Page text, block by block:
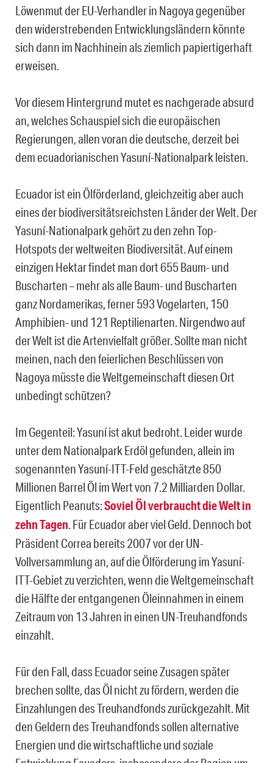
Löwenmut der EU-Verhandler in Nagoya gegenüber
den widerstrebenden Entwicklungsländern könnte
sich dann im Nachhinein als ziemlich papiertigerhaft
erweisen.
Vor diesem Hintergrund mutet es nachgerade absurd
an, welches Schauspiel sich die europäischen
Regierungen, allen voran die deutsche, derzeit bei
dem ecuadorianischen Yasuní-Nationalpark leisten.
Ecuador ist ein Ölförderland, gleichzeitig aber auch
eines der biodiversitätsreichsten Länder der Welt. Der
Yasuní-Nationalpark gehört zu den zehn Top-
Hotspots der weltweiten Biodiversität. Auf einem
einzigen Hektar findet man dort 655 Baum- und
Buscharten – mehr als alle Baum- und Buscharten
ganz Nordamerikas, ferner 593 Vogelarten, 150
Amphibien- und 121 Reptilienarten. Nirgendwo auf
der Welt ist die Artenvielfalt größer. Sollte man nicht
meinen, nach den feierlichen Beschlüssen von
Nagoya müsste die Weltgemeinschaft diesen Ort
unbedingt schützen?
Im Gegenteil: Yasuní ist akut bedroht. Leider wurde
unter dem Nationalpark Erdöl gefunden, allein im
sogenannten Yasuní-ITT-Feld geschätzte 850
Millionen Barrel Öl im Wert von 7.2 Milliarden Dollar.
Eigentlich Peanuts:Soviel Öl verbraucht die Welt in
zehn Tagen. Für Ecuador aber viel Geld. Dennoch bot
Präsident Correa bereits 2007 vor der UN-
Vollversammlung an, auf die Ölförderung im Yasuní-
ITT-Gebiet zu verzichten, wenn die Weltgemeinschaft
die Hälfte der entgangenen Öleinnahmen in einem
Zeitraum von 13 Jahren in einen UN-Treuhandfonds
einzahlt.
Für den Fall, dass Ecuador seine Zusagen später
brechen sollte, das Öl nicht zu fördern, werden die
Einzahlungen des Treuhandfonds zurückgezahlt. Mit
den Geldern des Treuhandfonds sollen alternative
Energien und die wirtschaftliche und soziale